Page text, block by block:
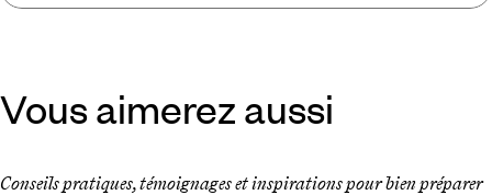
Vous aimerez aussi
Conseils pratiques, témoignages et inspirations pour bien préparer